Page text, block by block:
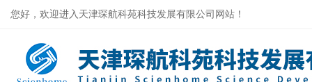
您好，欢迎进入天津琛航科苑科技发展有限公司网站！